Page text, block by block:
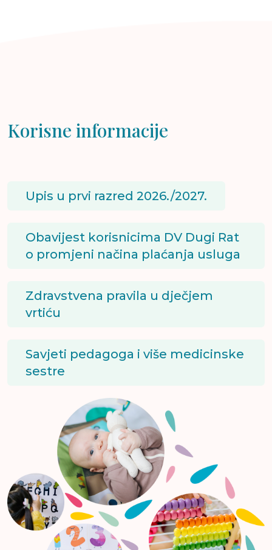
Korisne informacije
Upis u prvi razred 2026./2027.
Obavijest korisnicima DV Dugi Rat
o promjeni načina plaćanja usluga
Zdravstvena pravila u dječjem
vrtiću
Savjeti pedagoga i više medicinske
sestre